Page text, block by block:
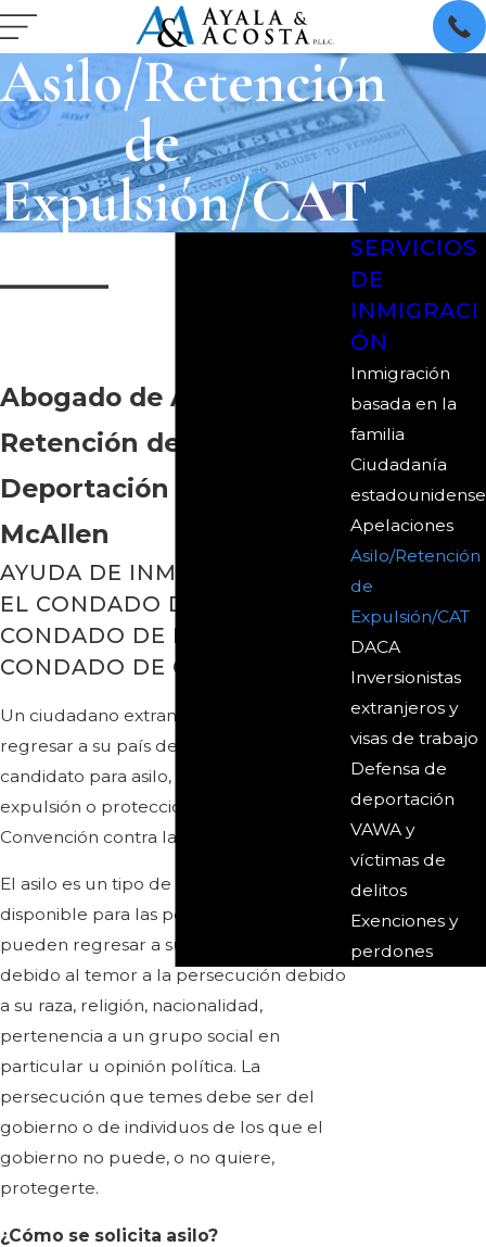
Asilo/Retención
de
Expulsión/CAT
Abogado de Asilo,
Retención de
Deportación y CAT en
McAllen
AYUDA DE INMIGRACIÓN EN
EL CONDADO DE STARR,
CONDADO DE HIDALGO,
CONDADO DE CAMERON
Un ciudadano extranjero que teme
regresar a su país de origen puede ser
candidato para asilo, retención de
expulsión o protección bajo la
Convención contra la Tortura (CAT).
El asilo es un tipo de protección
disponible para las personas que no
pueden regresar a su país de origen
debido al temor a la persecución debido
a su raza, religión, nacionalidad,
pertenencia a un grupo social en
particular u opinión política. La
persecución que temes debe ser del
gobierno o de individuos de los que el
gobierno no puede, o no quiere,
protegerte.
¿Cómo se solicita asilo?
SERVICIOS
DE
INMIGRACI
ÓN
Inmigración
basada en la
familia
Ciudadanía
estadounidense
Apelaciones
Asilo/Retención
de
Expulsión/CAT
DACA
Inversionistas
extranjeros y
visas de trabajo
Defensa de
deportación
VAWA y
víctimas de
delitos
Exenciones y
perdones